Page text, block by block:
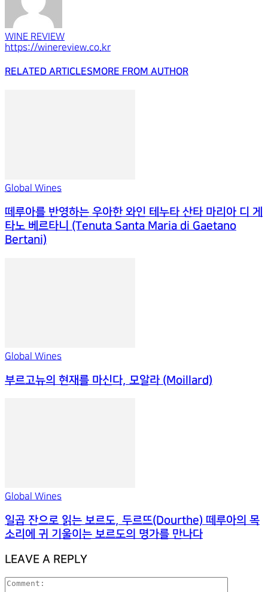
WINE REVIEW
https://winereview.co.kr
RELATED ARTICLESMORE FROM AUTHOR
Global Wines
떼루아를 반영하는 우아한 와인 테누타 산타 마리아 디 게
타노 베르타니 (Tenuta Santa Maria di Gaetano
Bertani)
Global Wines
부르고뉴의 현재를 마신다, 모알라 (Moillard)
Global Wines
일곱 잔으로 읽는 보르도, 두르뜨(Dourthe) 떼루아의 목
소리에 귀 기울이는 보르도의 명가를 만나다
LEAVE A REPLY